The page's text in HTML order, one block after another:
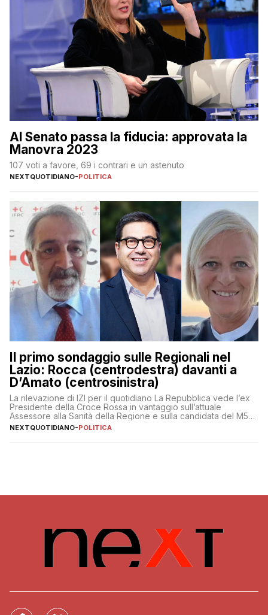
Al Senato passa la fiducia: approvata la
Manovra 2023
107 voti a favore, 69 i contrari e un astenuto
NEXTQUOTIDIANO-POLITICA
Il primo sondaggio sulle Regionali nel
Lazio: Rocca (centrodestra) davanti a
D’Amato (centrosinistra)
La rilevazione di IZI per il quotidiano La Repubblica vede l’ex
Presidente della Croce Rossa in vantaggio sull’attuale
Assessore alla Sanità della Regione e sulla candidata del M5S
Donatella Bianchi
NEXTQUOTIDIANO-POLITICA